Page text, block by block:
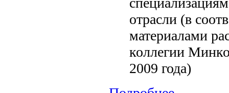
отрасли (в
материалами
коллегии
2009 года)